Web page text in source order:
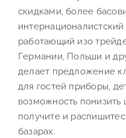
скидками, более
работающий изо
Германии, Польши и
делает предложение
для гостей приборы,
возможность понизить
получите и
базарах.